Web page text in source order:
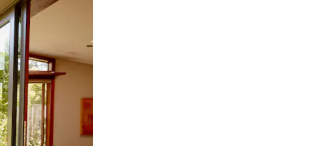
dodirom ili prevlačenjem.